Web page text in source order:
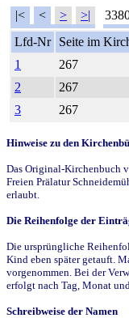
|< < > >|
Lfd-Nr
Seite im
1
267
2
267
3
267
Hinweise zu den
Das Original-Kirchenbuch
Freien Prälatur
erlaubt.
Die Reihenfolge der
Die ursprüngliche
Kind eben später getauft.
vorgenommen. Bei der
erfolgt nach Tag, Monat
Schreibweise der Namen